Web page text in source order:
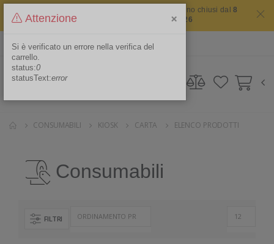
Il sito non chiude mai ma i nostri uffici saranno chiusi dal8
agosto 2026 al 16 agosto 2026
Area Riservata
CONSUMABILI KIOSK CARTA ELENCO PRODOTTI
Consumabili
FILTRI
Attenzione ×
Si è verificato un errore nella verifica del
carrello.
status:0
statusText:error